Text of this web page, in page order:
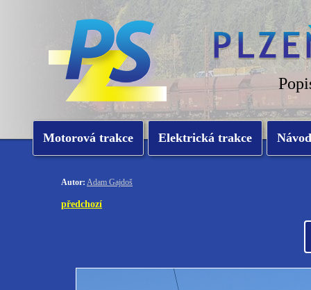
Motorová trakce Elektrická trakce
Autor: Adam Gajdoš
předchozí